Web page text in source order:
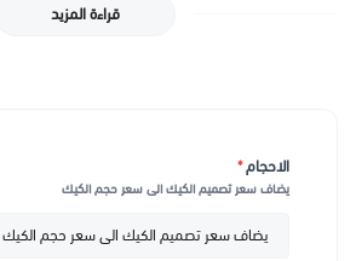
ليست فقط طعمًا رائعًا، بل أيضًا زينة جميلة
حفل تخرج.
تخصيص يلائم ذوقك الخاص
قراءة المزيد
الاحجام*
يضاف سعر تصميم الكيك الى سعر حجم الكيك